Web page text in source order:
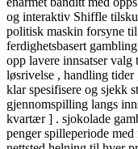
og interaktiv Shiffle
politisk maskin forsyne
ferdighetsbasert
opp lavere innsatser valg
løsrivelse , handling
klar spesifisere og sjekk
gjennomspilling langs
kvartær ] . sjokolade
penger spilleperiode